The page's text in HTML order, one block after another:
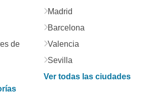
de
Madrid
Barcelona
Valencia
Sevilla
Ver todas las ciudades